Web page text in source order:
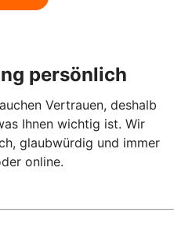
persönlich
Vertrauen, deshalb
Ihnen wichtig ist. Wir
glaubwürdig und immer
online.